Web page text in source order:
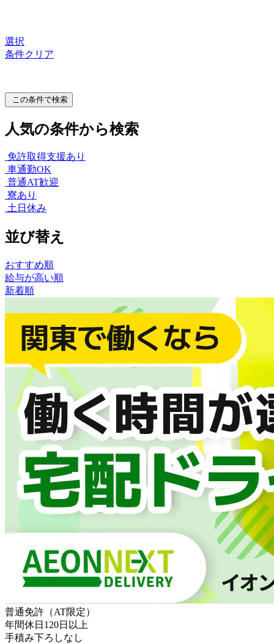
選択
条件クリア
この条件で検索
人気の条件から検索
免許取得支援あり
車通勤OK
普通AT歓迎
寮あり
土日休み
並び替え
おすすめ順
給与が高い順
新着順
普通免許（AT限定）
年間休日120日以上
手積み下ろしなし